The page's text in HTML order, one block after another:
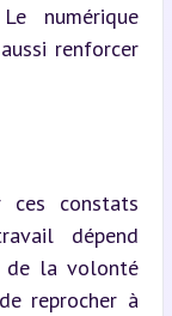
numérique
renforcer
ces constats
dépend
de la volonté
reprocher à